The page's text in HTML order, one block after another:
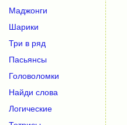
Маджонги
Шарики
Три в ряд
Пасьянсы
Головоломки
Найди слова
Логические